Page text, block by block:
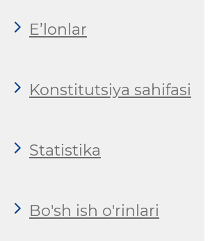
E’lonlar
Konstitutsiya sahifasi
Statistika
Bo'sh ish o'rinlari